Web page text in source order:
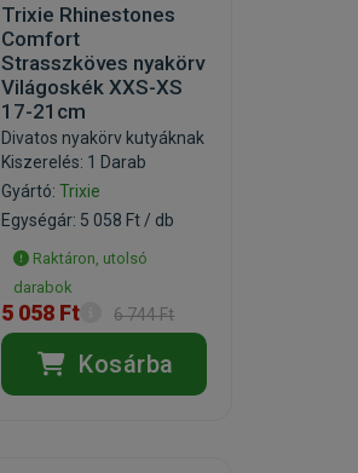
Trixie Rhinestones
Comfort
Strasszköves nyakörv
Világoskék XXS-XS
17-21cm
Divatos nyakörv kutyáknak
Kiszerelés: 1 Darab
Gyártó:Trixie
Egységár: 5 058 Ft / db
Raktáron, utolsó
darabok
5 058 Ft 6 744 Ft
Kosárba